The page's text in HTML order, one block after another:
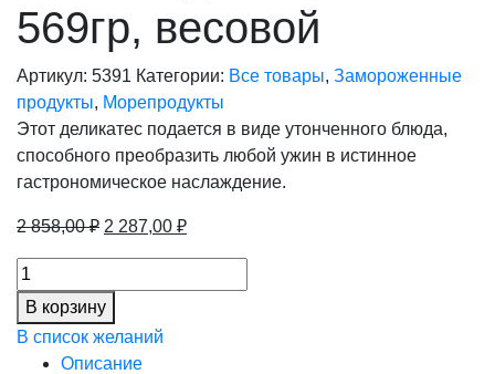
569гр, весовой
Артикул: 5391 Категории: Все товары, Замороженные
продукты, Морепродукты
Этот деликатес подается в виде утонченного блюда,
способного преобразить любой ужин в истинное
гастрономическое наслаждение.
2 858,00₽ Первоначальная
2
858,00 ₽.
2 287,00 ₽Текущая
Угорь
жареный
в
тех.глазури,
В корзину
В список желаний
Описание